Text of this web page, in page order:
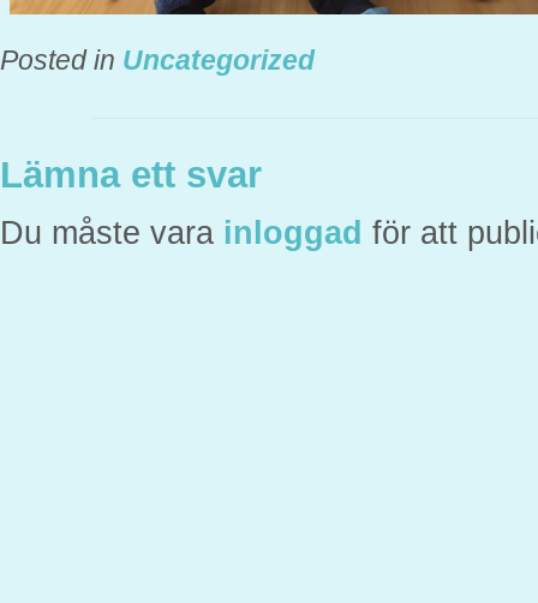
Posted in Uncategorized
Lämna ett svar
Du måste vara inloggad för att